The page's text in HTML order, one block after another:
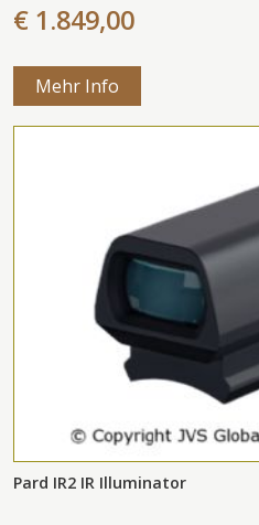
€ 1.849,00
Mehr Info
Pard IR2 IR Illuminator